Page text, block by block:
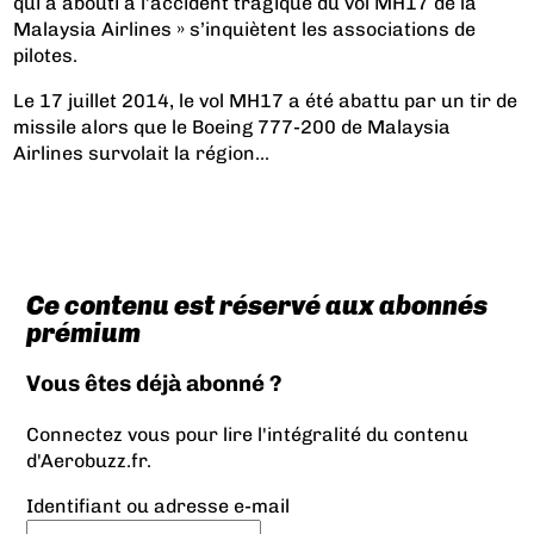
Malaysia Airlines » s’inquiètent les associations de
pilotes.
Le 17 juillet 2014, le vol MH17 a été abattu par un tir de
missile alors que le Boeing 777-200 de Malaysia
Airlines survolait la région...
Ce contenu est réservé aux abonnés
prémium
Vous êtes déjà abonné ?
Connectez vous pour lire l'intégralité du contenu
d'Aerobuzz.fr.
Identifiant ou adresse e-mail